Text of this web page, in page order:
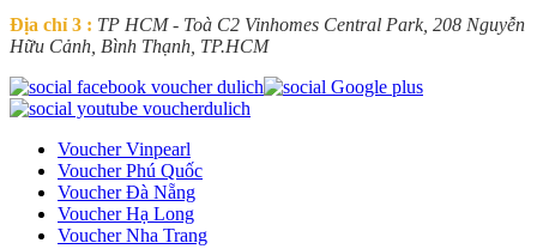
Địa chỉ 3 : TP HCM - Toà C2 Vinhomes Central Park, 208 Nguyễn
Hữu Cảnh, Bình Thạnh, TP.HCM
Voucher Vinpearl
Voucher Phú Quốc
Voucher Đà Nẵng
Voucher Hạ Long
Voucher Nha Trang